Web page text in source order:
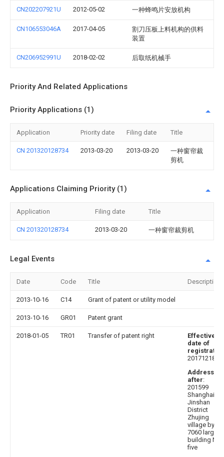
CN202207921U 2012-05-02 一种蜂鸣片安放机构
CN106553046A 2017-04-05
割刀压板上料机构的供料
装置
CN206952991U 2018-02-02 后取纸机械手
Priority And Related Applications
Priority Applications (1)
Application Priority date Filing date Title
CN 201320128734 2013-03-20 2013-03-20
一种窗帘裁
剪机
Applications Claiming Priority (1)
Application Filing date Title
CN 201320128734 2013-03-20 一种窗帘裁剪机
Legal Events
Date Code Title Description
2013-10-16 C14 Grant of patent or utility model
2013-10-16 GR01 Patent grant
2018-01-05 TR01 Transfer of patent right
Effective
date of
20171218
Address
after:
201599
Shanghai
Jinshan
District
Zhujing
village by
7060 large,
building No.
five